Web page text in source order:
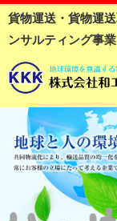
貨物運送・貨物運
ンサルティング事業